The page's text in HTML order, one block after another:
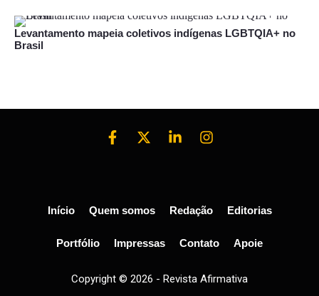
Levantamento mapeia coletivos indígenas LGBTQIA+ no
Brasil
Copyright © 2026 - Revista Afirmativa
Início Quem somos Redação Editorias
Portfólio Impressas Contato Apoie